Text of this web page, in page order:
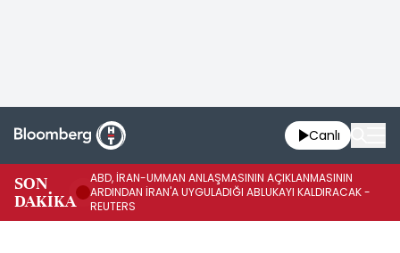
Canlı
SON
DAKİKA
ABD, İRAN-UMMAN ANLAŞMASININ AÇIKLANMASININ
ARDINDAN İRAN'A UYGULADIĞI ABLUKAYI KALDIRACAK -
REUTERS